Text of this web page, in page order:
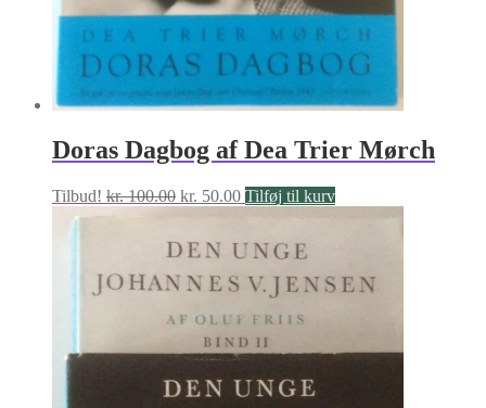
Doras Dagbog af Dea Trier Mørch
Tilbud! kr.100.00 Den
var:
kr. 100.00.
kr. 50.00Den
er:
kr. 50.00.
Tilføj til kurv